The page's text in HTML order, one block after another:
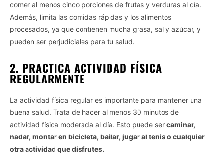
comer al menos cinco porciones de frutas y verduras al día.
Además, limita las comidas rápidas y los alimentos
procesados, ya que contienen mucha grasa, sal y azúcar, y
pueden ser perjudiciales para tu salud.
2. PRACTICA ACTIVIDAD FÍSICA
REGULARMENTE
La actividad física regular es importante para mantener una
buena salud. Trata de hacer al menos 30 minutos de
actividad física moderada al día. Esto puede ser caminar,
nadar, montar en bicicleta, bailar, jugar al tenis o cualquier
otra actividad que disfrutes.